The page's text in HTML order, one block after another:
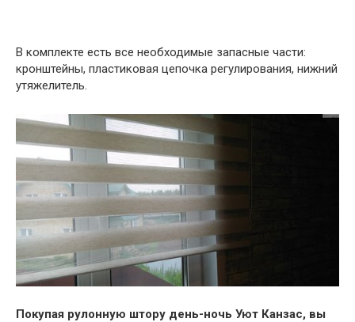
В комплекте есть все необходимые запасные части:
кронштейны, пластиковая цепочка регулирования, нижний
утяжелитель.
Покупая рулонную штору день-ночь Уют Канзас, вы